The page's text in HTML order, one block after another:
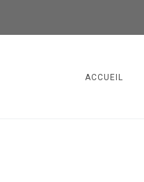
ACCUEIL